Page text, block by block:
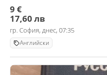
9 €
17,60 лв
гр. София, днес, 07:35
Английски